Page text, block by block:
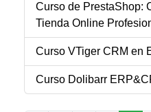
Curso de PrestaShop:
Tienda Online
Curso VTiger CRM en
Curso Dolibarr